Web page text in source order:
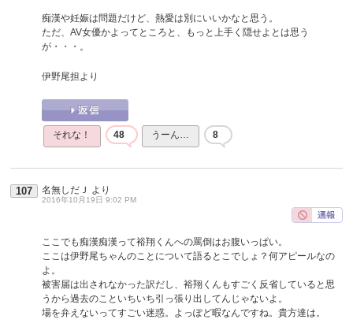
痴漢や妊娠は問題だけど、熱愛は別にいいかなと思う。
ただ、AV女優かよってところと、もっと上手く隠せよとは思う
が・・・。
伊野尾担より
それな！ 48 うーん… 8
107 名無しだＪ より
2016年10月19日 9:02 PM
ここでも痴漢痴漢って裕翔くんへの罵倒はお腹いっぱい。
ここは伊野尾ちゃんのことについて語るとこでしょ？何アピールなの
よ。
被害届は出されなかった訳だし、裕翔くんもすごく反省していると思
うから過去のこといちいち引っ張り出してんじゃないよ。
場を弁えないってすごい迷惑。よっぽど暇なんですね。貴方達は。